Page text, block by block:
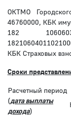
ОКТМО
46760000, КБК
182
КБК Страховых
Cроки
Расчетный период
(дата выплаты
дохода)